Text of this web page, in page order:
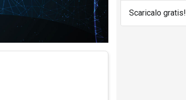
Scaricalo gratis!